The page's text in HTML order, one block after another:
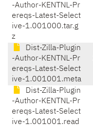
-Author-KENTNL-Pr
ereqs-Latest-Select
ive-1.001000.tar.g
z
Dist-Zilla-Plugin
-Author-KENTNL-Pr
ereqs-Latest-Select
ive-1.001001.meta
Dist-Zilla-Plugin
-Author-KENTNL-Pr
ereqs-Latest-Select
ive-1.001001.read